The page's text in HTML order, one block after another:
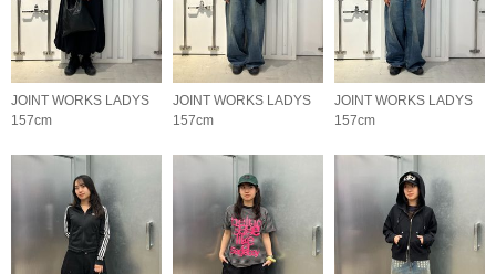
JOINT WORKS LADYS
157cm
JOINT WORKS LADYS
157cm
JOINT WORKS LADYS
157cm